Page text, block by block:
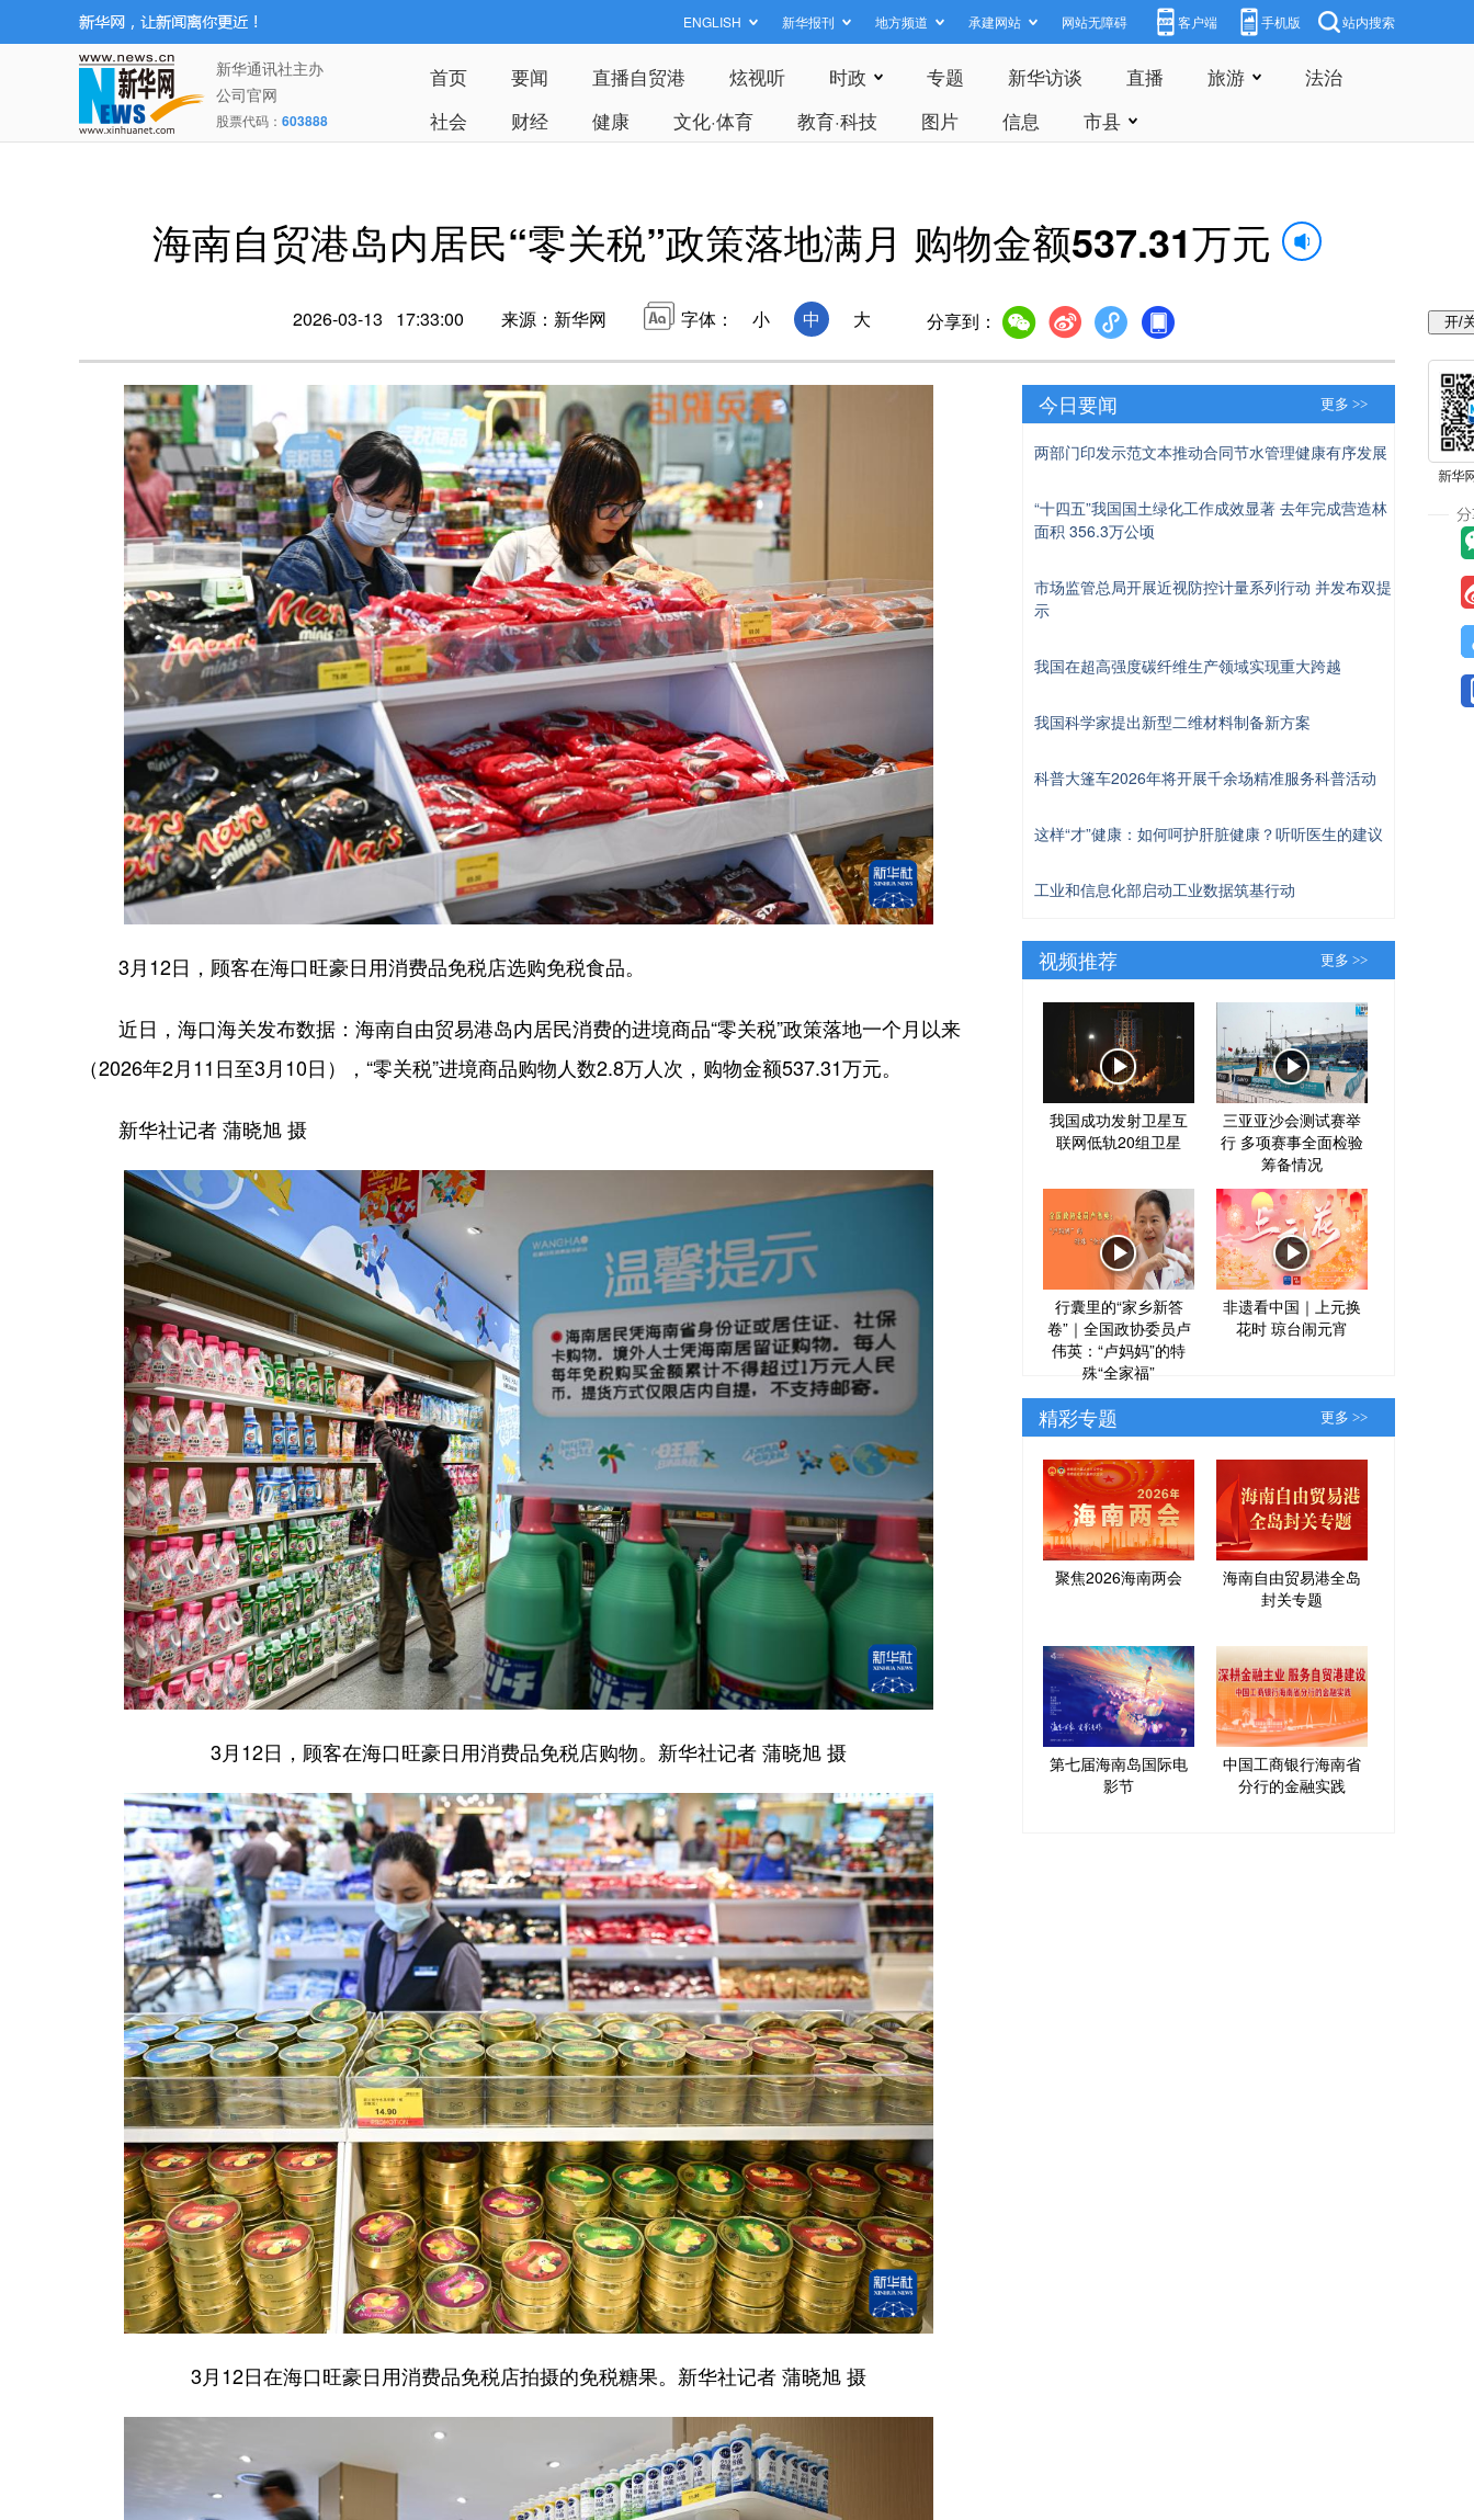
ENGLISH 新华报刊 地方频道 承建网站 网站无障碍 客户端 手机版 站内搜索
新华通讯社主办
公司官网
股票代码： 603888
首页 要闻 直播自贸港 炫视听 时政 专题 新华访谈 直播 旅游
法治
社会
财经 健康 文化·体育 教育·科技 图片 信息 市县
海南自贸港岛内居民“零关税”政策落地满月 购物金额537.31万元
2026-03-13 17:33:00 来源：新华网 字体： 小 中 大 分享到：
3月12日，顾客在海口旺豪日用消费品免税店选购免税食品。
近日，海口海关发布数据：海南自由贸易港岛内居民消费的进境商品“零关税”政策落地一个月以来
（2026年2月11日至3月10日），“零关税”进境商品购物人数2.8万人次，购物金额537.31万元。
新华社记者 蒲晓旭 摄
3月12日，顾客在海口旺豪日用消费品免税店购物。新华社记者 蒲晓旭 摄
3月12日在海口旺豪日用消费品免税店拍摄的免税糖果。新华社记者 蒲晓旭 摄
今日要闻 更多 >>
两部门印发示范文本推动合同节水管理健康有序发展
“十四五”我国国土绿化工作成效显著 去年完成营造林
面积 356.3万公顷
市场监管总局开展近视防控计量系列行动 并发布双提
示
我国在超高强度碳纤维生产领域实现重大跨越
我国科学家提出新型二维材料制备新方案
科普大篷车2026年将开展千余场精准服务科普活动
这样“才”健康：如何呵护肝脏健康？听听医生的建议
工业和信息化部启动工业数据筑基行动
视频推荐 更多 >>
我国成功发射卫星互
联网低轨20组卫星
三亚亚沙会测试赛举
行 多项赛事全面检验
筹备情况
行囊里的“家乡新答
卷”｜全国政协委员卢
伟英：“卢妈妈”的特
殊“全家福”
非遗看中国｜上元换
花时 琼台闹元宵
精彩专题 更多 >>
聚焦2026海南两会
海南自由贸易港全岛
封关专题
第七届海南岛国际电
影节
中国工商银行海南省
分行的金融实践